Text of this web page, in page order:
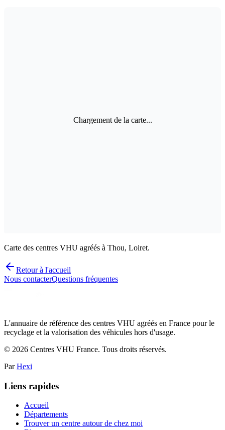
Chargement de la carte...
Carte des centres VHU agréés à Thou, Loiret.
Retour à l'accueil
Nous contacterQuestions fréquentes
L'annuaire de référence des centres VHU agréés en France pour le
recyclage et la valorisation des véhicules hors d'usage.
© 2026 Centres VHU France. Tous droits réservés.
Par Hexi
Liens rapides
Accueil
Départements
Trouver un centre autour de chez moi